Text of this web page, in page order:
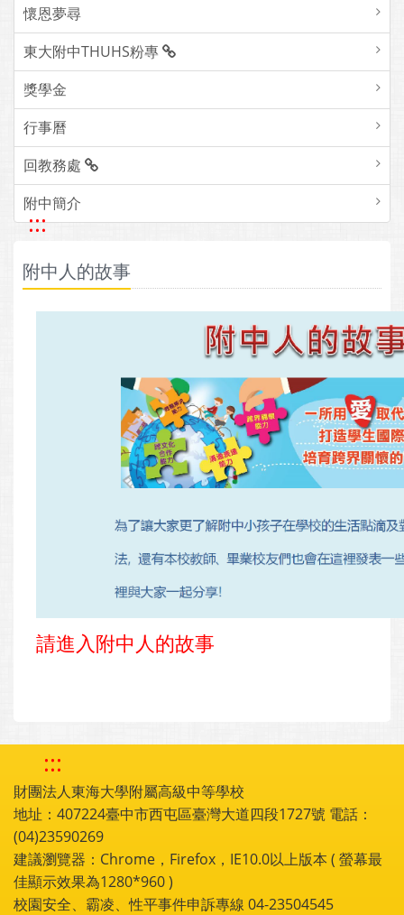
懷恩夢尋
東大附中THUHS粉專
獎學金
行事曆
回教務處
附中簡介
:::
附中人的故事
請進入附中人的故事
:::
財團法人東海大學附屬高級中等學校
地址：407224臺中市西屯區臺灣大道四段1727號 電話：
(04)23590269
建議瀏覽器：Chrome，Firefox，IE10.0以上版本 ( 螢幕最
佳顯示效果為1280*960 )
校園安全、霸凌、性平事件申訴專線 04-23504545